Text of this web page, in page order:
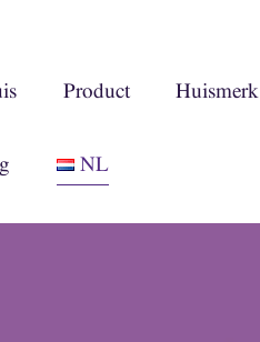
Product Huismerk
NL